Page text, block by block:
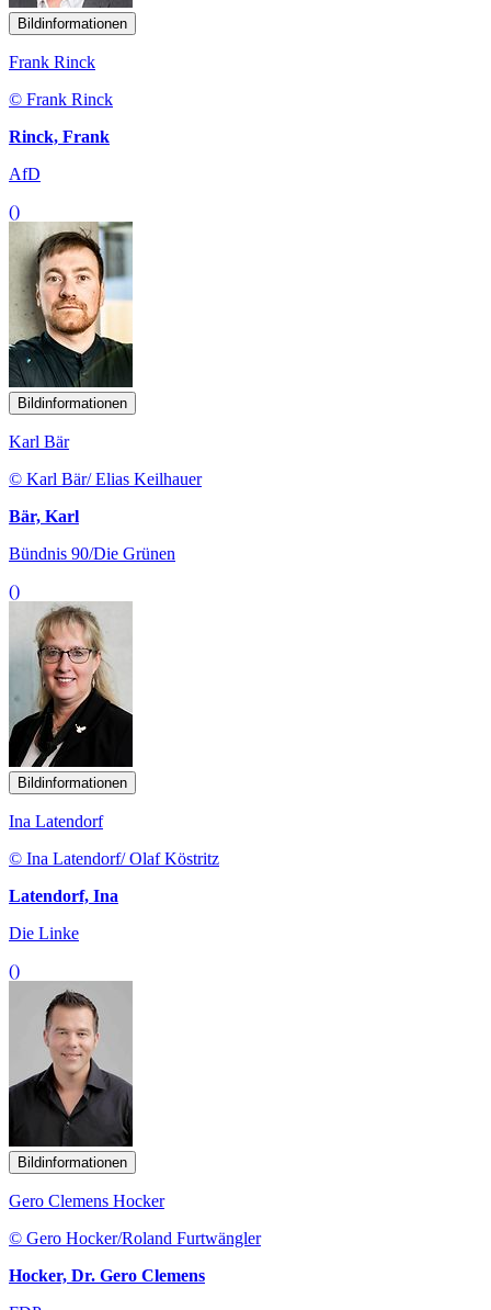
Bildinformationen
Frank Rinck
© Frank Rinck
Rinck, Frank
AfD
()
Bildinformationen
Karl Bär
© Karl Bär/ Elias Keilhauer
Bär, Karl
Bündnis 90/Die Grünen
()
Bildinformationen
Ina Latendorf
© Ina Latendorf/ Olaf Köstritz
Latendorf, Ina
Die Linke
()
Bildinformationen
Gero Clemens Hocker
© Gero Hocker/Roland Furtwängler
Hocker, Dr. Gero Clemens